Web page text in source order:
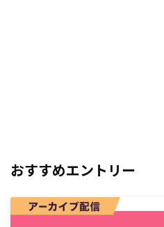
おすすめエントリー